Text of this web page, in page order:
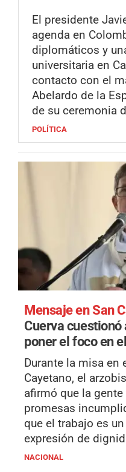
El presidente
agenda en
diplomáticos y
universitaria en
contacto con el
Abelardo de la
de su ceremonia
POLÍTICA
Mensaje en San
Cuerva
poner el foco en
Durante la misa en
Cayetano, el
afirmó que la
promesas
que el trabajo es
expresión de
NACIONAL